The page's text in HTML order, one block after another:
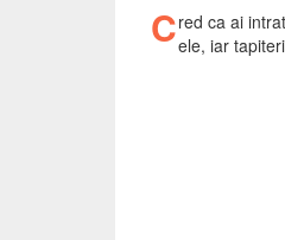
Cred ca ai
ele, iar